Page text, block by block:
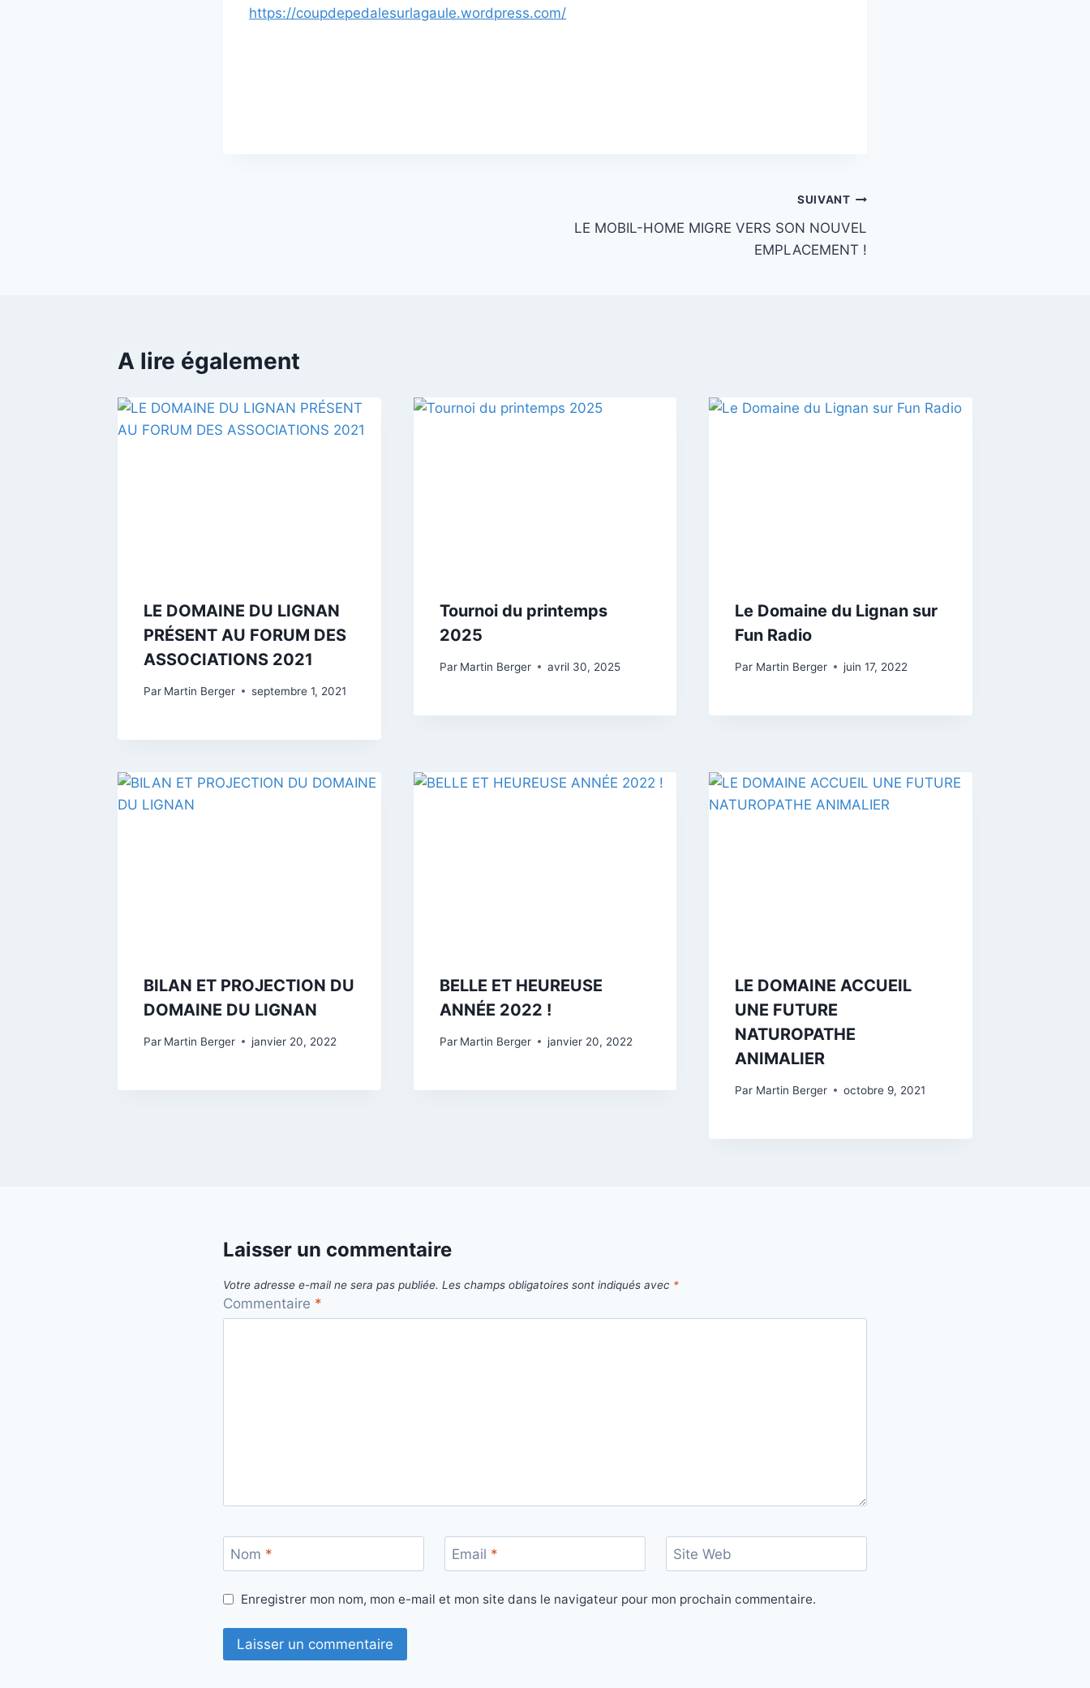
https://coupdepedalesurlagaule.wordpress.com/
SUIVANT
LE MOBIL-HOME MIGRE VERS SON NOUVEL
EMPLACEMENT !
A lire également
LE DOMAINE DU LIGNAN
PRÉSENT AU FORUM DES
ASSOCIATIONS 2021
Par Martin Berger septembre 1, 2021
Tournoi du printemps
2025
Par Martin Berger avril 30, 2025
Le Domaine du Lignan sur
Fun Radio
Par Martin Berger juin 17, 2022
BILAN ET PROJECTION DU
DOMAINE DU LIGNAN
Par Martin Berger janvier 20, 2022
BELLE ET HEUREUSE
ANNÉE 2022 !
Par Martin Berger janvier 20, 2022
LE DOMAINE ACCUEIL
UNE FUTURE
NATUROPATHE
ANIMALIER
Par Martin Berger octobre 9, 2021
Laisser un commentaire
Votre adresse e-mail ne sera pas publiée. Les champs obligatoires sont indiqués avec *
Commentaire *
Nom * Email * Site Web
Enregistrer mon nom, mon e-mail et mon site dans le navigateur pour mon prochain commentaire.